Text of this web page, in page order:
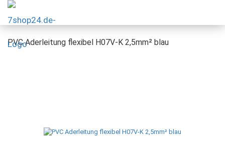
PVC Aderleitung flexibel H07V-K 2,5mm² blau